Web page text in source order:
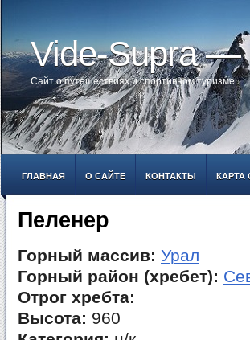
Vide-Supra
Сайт о путешествиях и спортивном туризме
ГЛАВНАЯ О САЙТЕ КОНТАКТЫ КАРТА
Пеленер
Горный массив: Урал
Горный район (хребет):
Отрог хребта:
Высота: 960